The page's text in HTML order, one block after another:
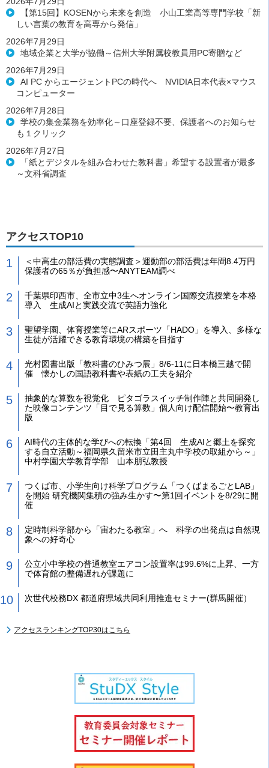
【第15回】KOSENから未来を創造 小山工業高等専門学校「新
しい言葉の教育を高専から発信」
2026年7月29日
地域企業と大学が協働～信州大学附属校教員用PC寄贈など
2026年7月29日
AI PC からエージェントPCの時代へ NVIDIA日本代表×マウス
コンピューター
2026年7月28日
学校の集金業務を効率化～口座登録不要、保護者へのお知らせ
も１クリック
2026年7月27日
「紙とデジタルを組み合わせた教科書」希望する設置者が最多
～文科省調査
アクセスTOP10
＜中高生の部活費の実態調査＞運動部の部活費は年間8.4万円
保護者の65％が負担感〜ANYTEAM調べ
千葉県印西市、全市立中3生へオンライン国際交流授業を本格
導入 生成AIと実践交流で英語力強化
聖望学園、体育授業等にARスポーツ「HADO」を導入、多様な
生徒が活躍できる教育環境の構築を目指す
光村図書出版「教科書のひみつ展」8/6-11に日本橋三越で開
催 懐かしの国語教科書や表紙の工夫を紹介
抽象的な算数を視覚化 ピタゴラスイッチ制作陣と共同開発し
た映像コンテンツ「目で見る算数」個人向け配信開始〜教育出
版
AI時代の主体的な学びへの転換「第4回 生成AIと郷土を探究
する自立活動～福岡県久留米市立田主丸中学校の取組から～」
中村学園大学教育学部 山本朋弘教授
つくば市、小学生向け科学プログラム「つくばまるごとLAB」
を開始 研究機関集積の強み生かす〜第1回イベントを8/29に開
催
定時制科学部から「宙わたる教室」へ 科学の出発点は自然現
象への好奇心
公立小中学校の普通教室エアコン設置率は99.6%に上昇、一方
で体育館の整備遅れが課題に
次世代校務DX 都道府県域共同利用推進セミナー(群馬開催）
アクセスランキングTOP30はこちら